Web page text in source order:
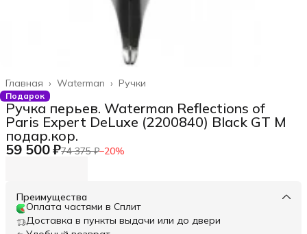
Ручки
Waterman ›
Главная ›
Подарок
Ручка перьев. Waterman Reflections of
Paris Expert DeLuxe (2200840) Black GT M
подар.кор.
59 500 ₽74 375 ₽−20%
Преимущества
Оплата частями в Сплит
Доставка в пункты выдачи или до двери